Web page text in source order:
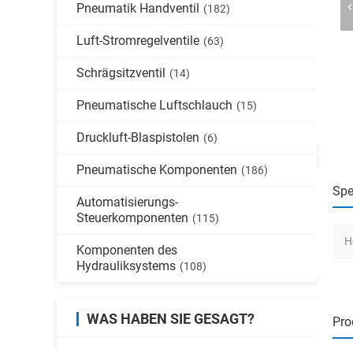
Pneumatik Handventil (182)
Luft-Stromregelventile (63)
Schrägsitzventil (14)
Pneumatische Luftschlauch (15)
Druckluft-Blaspistolen (6)
Pneumatische Komponenten (186)
Automatisierungs-
Steuerkomponenten (115)
Komponenten des
Hydrauliksystems (108)
WAS HABEN SIE GESAGT?